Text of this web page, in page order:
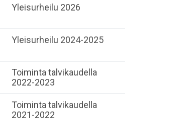
Yleisurheilu 2026
Yleisurheilu 2024-2025
Toiminta talvikaudella
2022-2023
Toiminta talvikaudella
2021-2022